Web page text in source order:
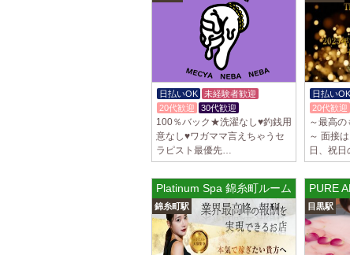
日払いOK
未経験者歓迎
20代歓迎
30代歓迎
100％バック★洗濯なし♥釣銭用
意なし♥ワガママ言えちゃうセ
ラピスト最優先…
日払いOK
20代歓迎
～最高
～ 面接
日、祝
Platinum Spa 錦糸町ルーム
錦糸町駅
PURE
目黒駅